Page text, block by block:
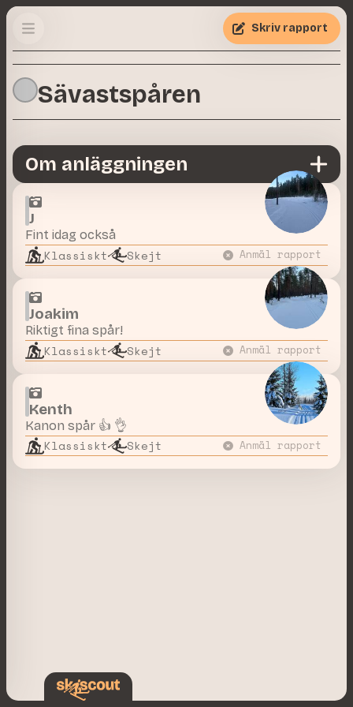
Sävastspåren
Skriv rapport
J
Fint idag också
Klassiskt Skejt Anmäl rapport
Joakim
Riktigt fina spår!
Klassiskt Skejt Anmäl rapport
Kenth
Kanon spår 👍 👌
Klassiskt Skejt Anmäl rapport
Om anläggningen